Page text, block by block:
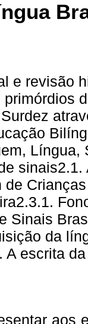
e revisão
primórdios
Sinais
da
A escrita
aos